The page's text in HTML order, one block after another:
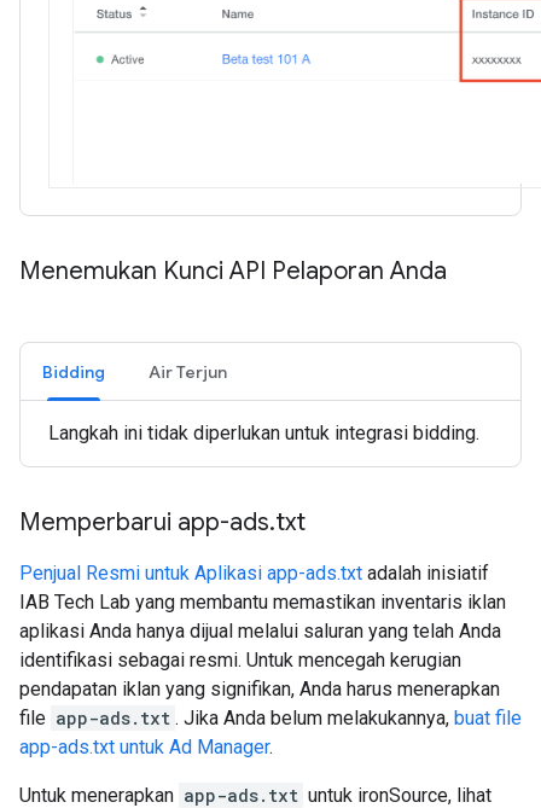
Menemukan Kunci API Pelaporan Anda
Bidding Air Terjun
Langkah ini tidak diperlukan untuk integrasi bidding.
Memperbarui app-ads.txt
Penjual Resmi untuk Aplikasi app-ads.txt adalah inisiatif
IAB Tech Lab yang membantu memastikan inventaris iklan
aplikasi Anda hanya dijual melalui saluran yang telah Anda
identifikasi sebagai resmi. Untuk mencegah kerugian
pendapatan iklan yang signifikan, Anda harus menerapkan
file app-ads.txt . Jika Anda belum melakukannya, buat file
app-ads.txt untuk Ad Manager.
Untuk menerapkan app-ads.txt untuk ironSource, lihat